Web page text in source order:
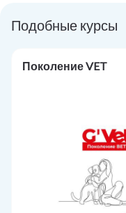
Подобные курсы
Поколение VET